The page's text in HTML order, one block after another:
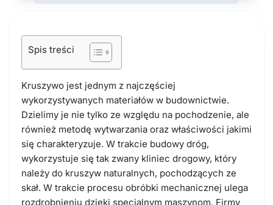
Spis treści
Kruszywo jest jednym z najczęściej
wykorzystywanych materiałów w budownictwie.
Dzielimy je nie tylko ze względu na pochodzenie, ale
również metodę wytwarzania oraz właściwości jakimi
się charakteryzuje. W trakcie budowy dróg,
wykorzystuje się tak zwany kliniec drogowy, który
należy do kruszyw naturalnych, pochodzących ze
skał. W trakcie procesu obróbki mechanicznej ulega
rozdrobnieniu dzięki specjalnym maszynom. Firmy